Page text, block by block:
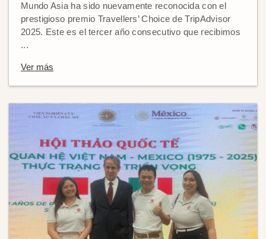
Mundo Asia ha sido nuevamente reconocida con el
prestigioso premio Travellers’ Choice de TripAdvisor
2025. Este es el tercer año consecutivo que recibimos
...
Ver más